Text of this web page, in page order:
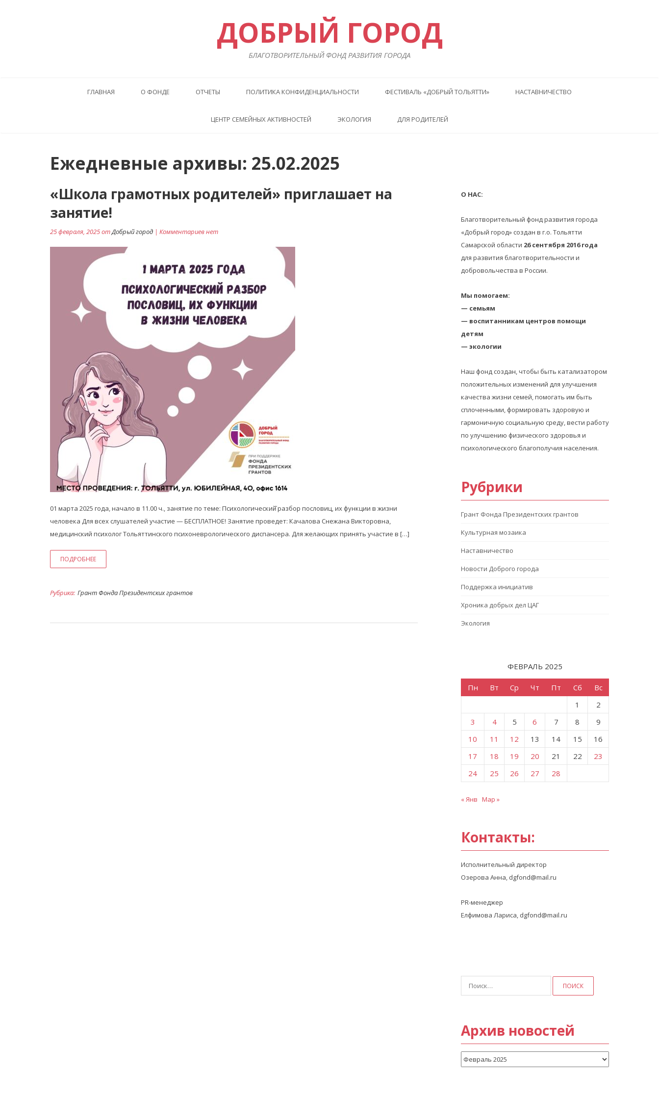
ДОБРЫЙ ГОРОД
БЛАГОТВОРИТЕЛЬНЫЙ ФОНД РАЗВИТИЯ ГОРОДА
ГЛАВНАЯ О ФОНДЕ ОТЧЕТЫ ПОЛИТИКА КОНФИДЕНЦИАЛЬНОСТИ ФЕСТИВАЛЬ «ДОБРЫЙ ТОЛЬЯТТИ» НАСТАВНИЧЕСТВО
ЦЕНТР СЕМЕЙНЫХ АКТИВНОСТЕЙ ЭКОЛОГИЯ ДЛЯ РОДИТЕЛЕЙ
Ежедневные архивы: 25.02.2025
«Школа грамотных родителей» приглашает на
занятие!
25 февраля, 2025 отДобрый город | Комментариев нет
01 марта 2025 года, начало в 11.00 ч., занятие по теме: Психологический̆ разбор пословиц, их функции в жизни
человека Для всех слушателей участие — БЕСПЛАТНОЕ! Занятие проведет: Качалова Снежана Викторовна,
медицинский психолог Тольяттинского психоневрологического диспансера. Для желающих принять участие в […]
ПОДРОБНЕЕ
Рубрика: Грант Фонда Президентских грантов
О НАС:
Благотворительный фонд развития города
«Добрый город» создан в г.о. Тольятти
Самарской области 26 сентября 2016 года
для развития благотворительности и
добровольчества в России.
Мы помогаем:
— семьям
— воспитанникам центров помощи
детям
— экологии
Наш фонд создан, чтобы быть катализатором
положительных изменений для улучшения
качества жизни семей, помогать им быть
сплоченными, формировать здоровую и
гармоничную социальную среду, вести работу
по улучшению физического здоровья и
психологического благополучия населения.
Рубрики
Грант Фонда Президентских грантов
Культурная мозаика
Наставничество
Новости Доброго города
Поддержка инициатив
Хроника добрых дел ЦАГ
Экология
ФЕВРАЛЬ 2025
Пн Вт Ср Чт Пт Сб
Вс
1
2
3
4 5 6 7 8
9
10
11 12 13 14 15
16
17
18 19 20 21 22
23
24
25 26 27 28
« Янв Мар »
Контакты:
Исполнительный директор
Озерова Анна, dgfond@mail.ru
PR-менеджер
Елфимова Лариса, dgfond@mail.ru
Архив новостей
Архив
новостей